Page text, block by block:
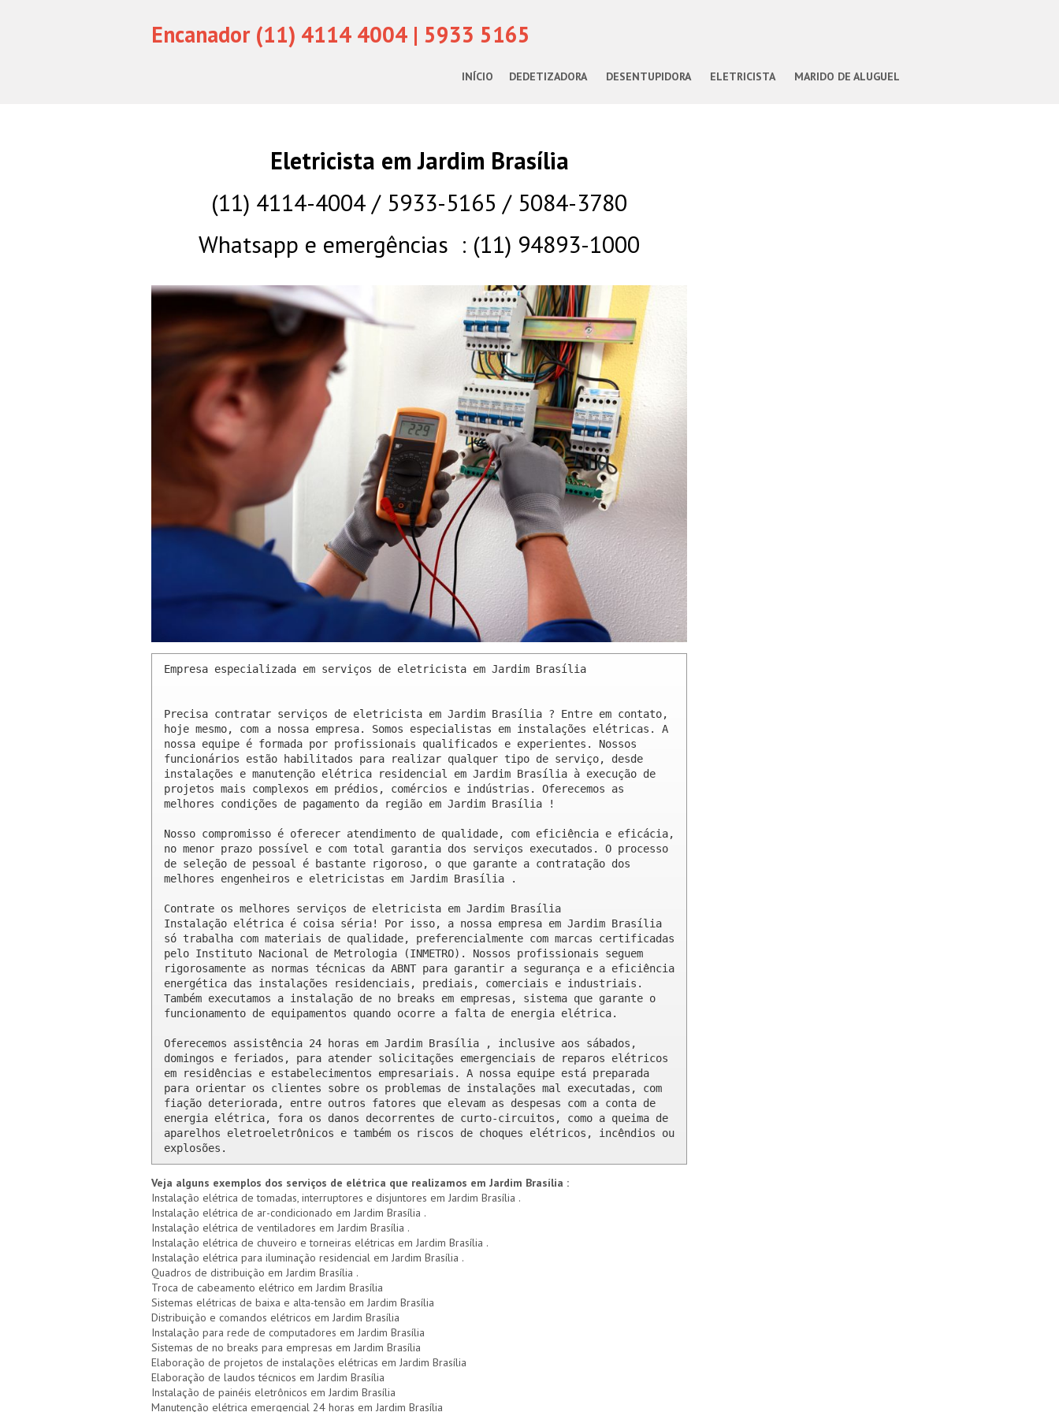
Encanador (11) 4114 4004 | 5933 5165
INÍCIO DEDETIZADORA DESENTUPIDORA ELETRICISTA MARIDO DE ALUGUEL
Eletricista em Jardim Brasília
(11) 4114-4004 / 5933-5165 / 5084-3780
Whatsapp e emergências : (11) 94893-1000
Empresa especializada em serviços de eletricista em Jardim Brasília
Precisa contratar serviços de eletricista em Jardim Brasília ? Entre em contato,
hoje mesmo, com a nossa empresa. Somos especialistas em instalações elétricas. A
nossa equipe é formada por profissionais qualificados e experientes. Nossos
funcionários estão habilitados para realizar qualquer tipo de serviço, desde
instalações e manutenção elétrica residencial em Jardim Brasília à execução de
projetos mais complexos em prédios, comércios e indústrias. Oferecemos as
melhores condições de pagamento da região em Jardim Brasília !
Nosso compromisso é oferecer atendimento de qualidade, com eficiência e eficácia,
no menor prazo possível e com total garantia dos serviços executados. O processo
de seleção de pessoal é bastante rigoroso, o que garante a contratação dos
melhores engenheiros e eletricistas em Jardim Brasília .
Contrate os melhores serviços de eletricista em Jardim Brasília
Instalação elétrica é coisa séria! Por isso, a nossa empresa em Jardim Brasília
só trabalha com materiais de qualidade, preferencialmente com marcas certificadas
pelo Instituto Nacional de Metrologia (INMETRO). Nossos profissionais seguem
rigorosamente as normas técnicas da ABNT para garantir a segurança e a eficiência
energética das instalações residenciais, prediais, comerciais e industriais.
Também executamos a instalação de no breaks em empresas, sistema que garante o
funcionamento de equipamentos quando ocorre a falta de energia elétrica.
Oferecemos assistência 24 horas em Jardim Brasília , inclusive aos sábados,
domingos e feriados, para atender solicitações emergenciais de reparos elétricos
em residências e estabelecimentos empresariais. A nossa equipe está preparada
para orientar os clientes sobre os problemas de instalações mal executadas, com
fiação deteriorada, entre outros fatores que elevam as despesas com a conta de
energia elétrica, fora os danos decorrentes de curto-circuitos, como a queima de
aparelhos eletroeletrônicos e também os riscos de choques elétricos, incêndios ou
explosões.
Veja alguns exemplos dos serviços de elétrica que realizamos em Jardim Brasília :
Instalação elétrica de tomadas, interruptores e disjuntores em Jardim Brasília .
Instalação elétrica de ar-condicionado em Jardim Brasília .
Instalação elétrica de ventiladores em Jardim Brasília .
Instalação elétrica de chuveiro e torneiras elétricas em Jardim Brasília .
Instalação elétrica para iluminação residencial em Jardim Brasília .
Quadros de distribuição em Jardim Brasília .
Troca de cabeamento elétrico em Jardim Brasília
Sistemas elétricas de baixa e alta-tensão em Jardim Brasília
Distribuição e comandos elétricos em Jardim Brasília
Instalação para rede de computadores em Jardim Brasília
Sistemas de no breaks para empresas em Jardim Brasília
Elaboração de projetos de instalações elétricas em Jardim Brasília
Elaboração de laudos técnicos em Jardim Brasília
Instalação de painéis eletrônicos em Jardim Brasília
Manutenção elétrica emergencial 24 horas em Jardim Brasília